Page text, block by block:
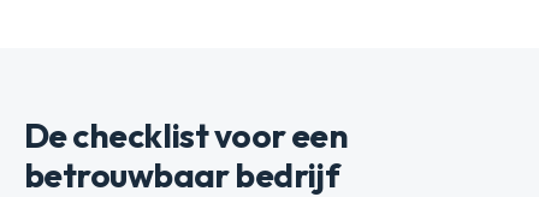
De checklist voor een
betrouwbaar bedrijf